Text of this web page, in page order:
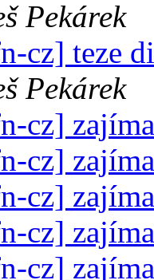
Pekárek
cz] teze
Pekárek
cz]
cz]
cz]
cz]
cz]